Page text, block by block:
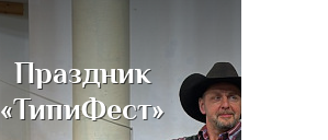
Праздник
«ТипиФест»